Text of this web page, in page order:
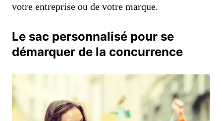
votre entreprise ou de votre marque.
Le sac personnalisé pour se
démarquer de la concurrence